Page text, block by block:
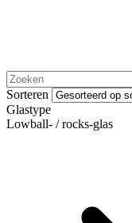
Sorteren
Glastype
Lowball- / rocks-glas